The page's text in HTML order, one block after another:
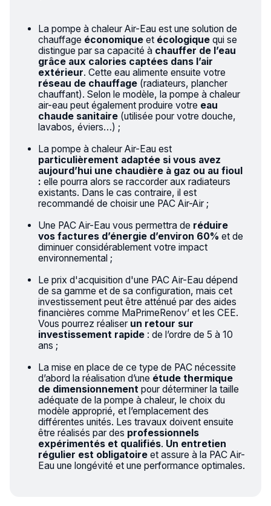
La pompe à chaleur Air-Eau est une solution de
chauffage économiqueet écologiquequi se
distingue par sa capacité à chauffer de l’eau
grâce aux calories captées dans l’air
extérieur. Cette eau alimente ensuite votre
réseau de chauffage(radiateurs, plancher
chauffant). Selon le modèle, la pompe à chaleur
air-eau peut également produire votre eau
chaude sanitaire(utilisée pour votre douche,
lavabos, éviers…) ;
La pompe à chaleur Air-Eau est
particulièrement adaptée si vous avez
aujourd’hui une chaudière à gaz ou au fioul
: elle pourra alors se raccorder aux radiateurs
existants. Dans le cas contraire, il est
recommandé de choisir une PAC Air-Air;
Une PAC Air-Eau vous permettra de réduire
vos factures d’énergie d’environ 60% et de
diminuer considérablement votre impact
environnemental ;
Le prix d'acquisition d'une PAC Air-Eau dépend
de sa gamme et de sa configuration, mais cet
investissement peut être atténué par des aides
financières comme MaPrimeRenov’ et les CEE.
Vous pourrez réaliser un retour sur
investissement rapide: de l’ordre de 5 à 10
ans ;
La mise en place de ce type de PAC nécessite
d’abord la réalisation d’une étude thermique
de dimensionnementpour déterminer la taille
adéquate de la pompe à chaleur, le choix du
modèle approprié, et l’emplacement des
différentes unités. Les travaux doivent ensuite
être réalisés par des professionnels
expérimentés et qualifiés. Un entretien
régulier est obligatoireet assure à la PAC Air-
Eau une longévité et une performance optimales.